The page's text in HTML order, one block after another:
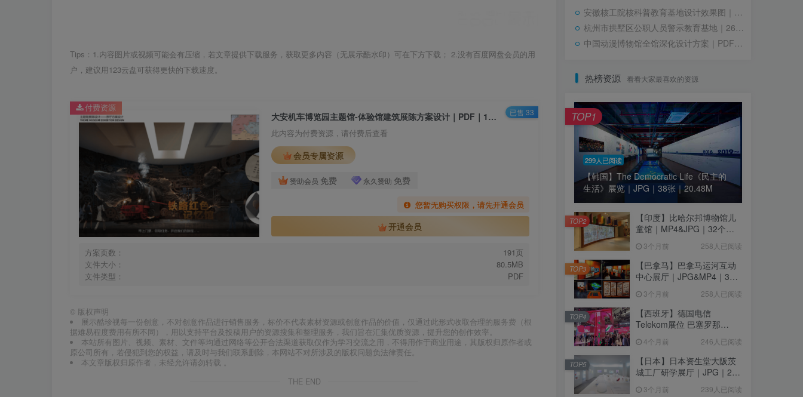
Tips：1.内容图片或视频可能会有压缩，若文章提供下载服务，获取更多内容（无展示酷水印）可在下方下载； 2.没有百度网盘会员的用
户，建议用123云盘可获得更快的下载速度。
⼤安机车博览园主题馆-体验馆建筑展陈⽅案设计｜PDF｜191页｜80.5M
此内容为付费资源，请付费后查看
会员专属资源
赞助会员 免费 永久赞助 免费
您暂无购买权限，请先开通会员
开通会员
方案页数：
191页
文件大小：
80.5MB
文件类型：
PDF
付费资源 已售 33
© 版权声明
展示酷珍视每一份创意，不对创意作品进行销售服务，标价不代表素材资源或创意作品的价值，仅通过此形式收取合理的服务费（根
据难易程度费用有所不同），用以支持平台及投稿用户的资源搜集和整理服务，我们旨在汇集优质资源，提升您的创作效率。
本站所有图片、视频、素材、文件等均通过网络等公开合法渠道获取仅作为学习交流之用，不得用作于商业用途，其版权归原作者或
原公司所有，若侵犯到您的权益，请及时与我们联系删除，本网站不对所涉及的版权问题负法律责任。
本文章版权归原作者，未经允许请勿转载 。
THE END
安徽核工院核科普教育基地设计效果图｜38 张｜PNG｜36.61M
杭州市拱墅区公职人员警示教育基地｜26张｜JPG｜4.25M
中国动漫博物馆全馆深化设计方案｜PDF｜916页｜129.13M
热榜资源 看看大家最喜欢的资源
299人已阅读
【韩国】The Democratic Life《民主的
生活》展览｜JPG｜38张｜20.48M
TOP1
【印度】比哈尔邦博物馆儿
童馆｜MP4&JPG｜32个｜
3个月前 258人已阅读
TOP2
【巴拿马】巴拿马运河互动
中心展厅｜JPG&MP4｜39
3个月前 258人已阅读
TOP3
【西班牙】德国电信
Telekom展位 巴塞罗那
｜77.42M
4个月前 246人已阅读
TOP4
【日本】日本资生堂大阪茨
城工厂研学展厅｜JPG｜26
3个月前 239人已阅读
TOP5